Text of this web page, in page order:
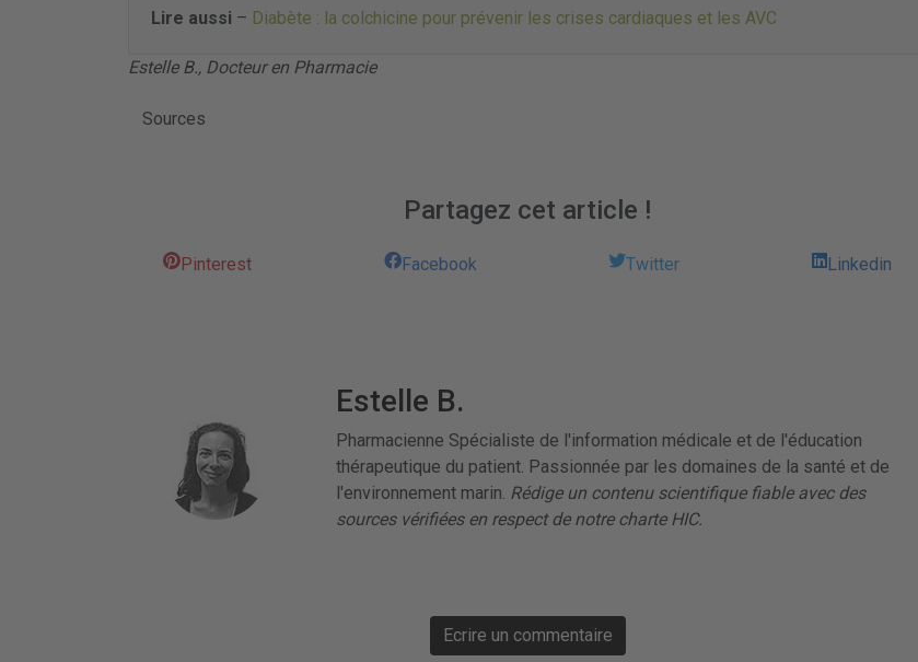
Lire aussi – Diabète : la colchicine pour prévenir les crises cardiaques et les AVC
Estelle B., Docteur en Pharmacie
Sources
Partagez cet article !
Pinterest Facebook Twitter Linkedin
Estelle B.
Pharmacienne Spécialiste de l'information médicale et de l'éducation
thérapeutique du patient. Passionnée par les domaines de la santé et de
l'environnement marin. Rédige un contenu scientifique fiable avec des
sources vérifiées en respect de notre charte HIC.
Ecrire un commentaire